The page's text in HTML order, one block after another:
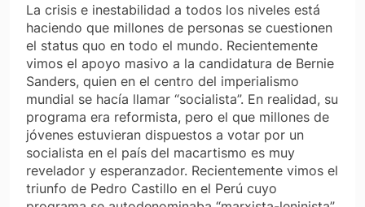
La crisis e inestabilidad a todos los niveles está
haciendo que millones de personas se cuestionen
el status quo en todo el mundo. Recientemente
vimos el apoyo masivo a la candidatura de Bernie
Sanders, quien en el centro del imperialismo
mundial se hacía llamar “socialista”. En realidad, su
programa era reformista, pero el que millones de
jóvenes estuvieran dispuestos a votar por un
socialista en el país del macartismo es muy
revelador y esperanzador. Recientemente vimos el
triunfo de Pedro Castillo en el Perú cuyo